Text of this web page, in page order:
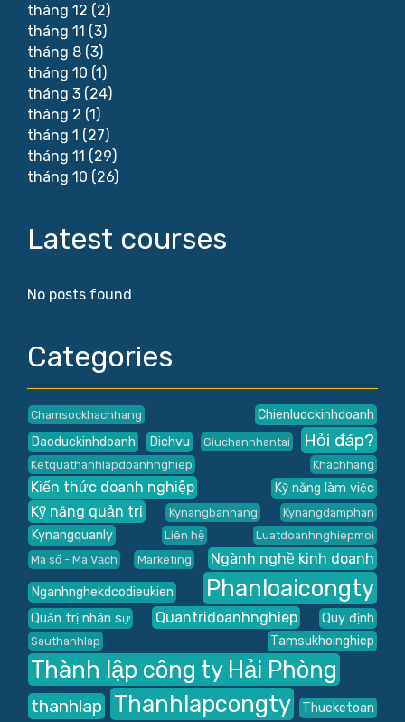
tháng 12 (2)
tháng 11 (3)
tháng 8 (3)
tháng 10 (1)
tháng 3 (24)
tháng 2 (1)
tháng 1 (27)
tháng 11 (29)
tháng 10 (26)
Latest courses
No posts found
Categories
Chamsockhachhang
Chienluockinhdoanh
Daoduckinhdoanh
Dichvu Giuchannhantai Hỏi đáp?
Ketquathanhlapdoanhnghiep Khachhang
Kiến thức doanh nghiệp Kỹ năng làm việc
Kỹ năng quản trị Kynangbanhang Kynangdamphan
Kynangquanly Liên hệ
Luatdoanhnghiepmoi
Mã số - Mã Vạch
Marketing Ngành nghề kinh doanh
Nganhnghekdcodieukien Phanloaicongty
Quản trị nhân sự Quantridoanhnghiep Quy định
Sauthanhlap Tamsukhoinghiep
Thành lập công ty Hải Phòng
thanhlap Thanhlapcongty Thueketoan